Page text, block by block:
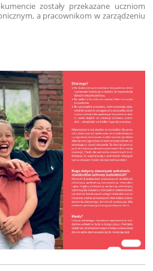
zostały przekazane uczniom
a pracownikom w zarządzeniu